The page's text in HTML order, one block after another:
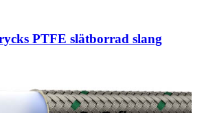
PTFE slätborrad slang